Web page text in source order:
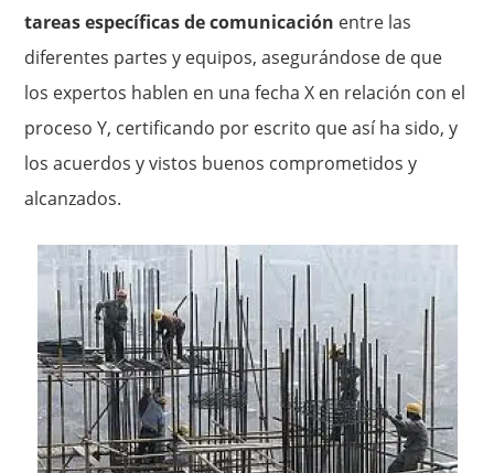
tareas específicas de comunicación entre las
diferentes partes y equipos, asegurándose de que
los expertos hablen en una fecha X en relación con el
proceso Y, certificando por escrito que así ha sido, y
los acuerdos y vistos buenos comprometidos y
alcanzados.